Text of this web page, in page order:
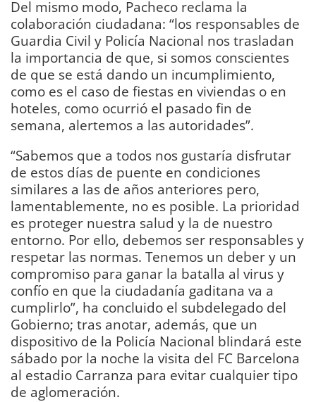
Del mismo modo, Pacheco reclama la
colaboración ciudadana: “los responsables de
Guardia Civil y Policía Nacional nos trasladan
la importancia de que, si somos conscientes
de que se está dando un incumplimiento,
como es el caso de fiestas en viviendas o en
hoteles, como ocurrió el pasado fin de
semana, alertemos a las autoridades”.
“Sabemos que a todos nos gustaría disfrutar
de estos días de puente en condiciones
similares a las de años anteriores pero,
lamentablemente, no es posible. La prioridad
es proteger nuestra salud y la de nuestro
entorno. Por ello, debemos ser responsables y
respetar las normas. Tenemos un deber y un
compromiso para ganar la batalla al virus y
confío en que la ciudadanía gaditana va a
cumplirlo”, ha concluido el subdelegado del
Gobierno; tras anotar, además, que un
dispositivo de la Policía Nacional blindará este
sábado por la noche la visita del FC Barcelona
al estadio Carranza para evitar cualquier tipo
de aglomeración.